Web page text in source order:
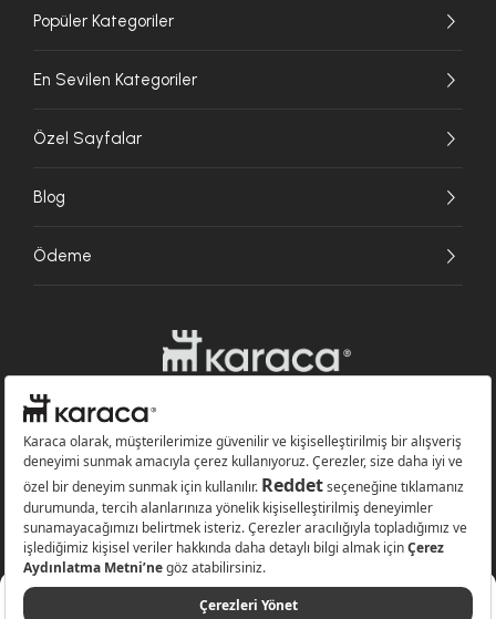
Popüler Kategoriler
En Sevilen Kategoriler
Özel Sayfalar
Blog
Ödeme
Websitesinde kullanılan bazı görseller yapay zekâ (AI) ile üretilmiştir.
Karaca.com © 2026 - Karaca Züccaciye A.Ş. Tüm hakları saklıdır.